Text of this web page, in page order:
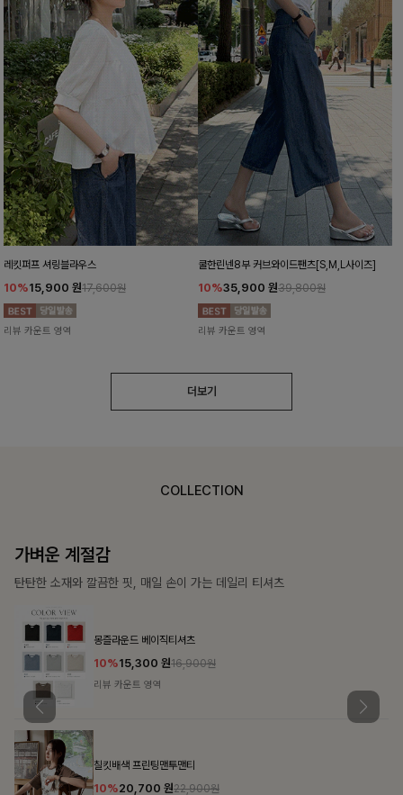
레킷퍼프 셔링블라우스
10%15,900 원17,600원
리뷰 카운트 영역
쿨한린넨8부 커브와이드팬츠[S,M,L사이즈]
10%35,900 원39,800원
리뷰 카운트 영역
더보기
COLLECTION
가장 쉬운 코디
특별한 날부터 일상까지 함께하는 룩